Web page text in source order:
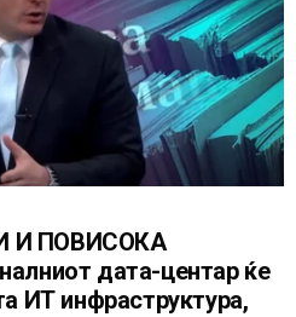
И ПОВИСОКА
дата-центар ќе
ИТ инфраструктура,